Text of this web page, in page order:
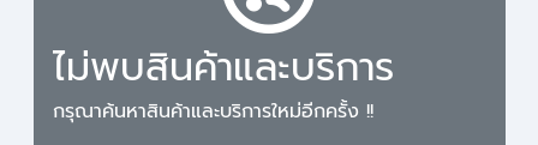
ไม่พบสินค้าและบริการ
กรุณาค้นหาสินค้าและบริการใหม่อีกครั้ง !!